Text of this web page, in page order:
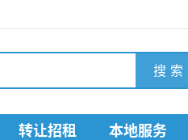
搜 索
转让招租 本地服务